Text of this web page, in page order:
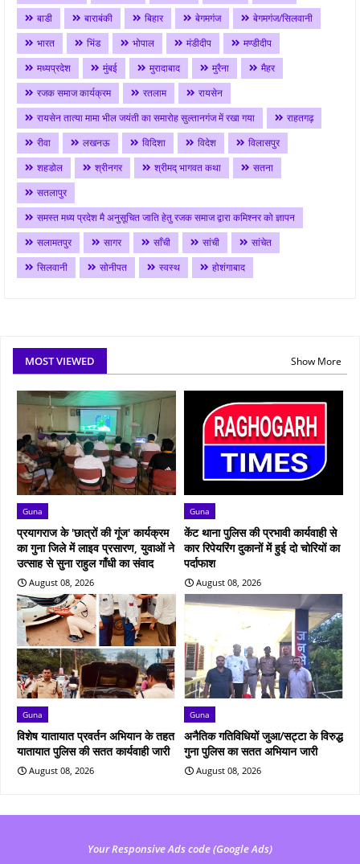
बाडी बाराबंकी बिहार बेगमगंज
बेगमगंज/सिलवानी
भारत
भिंड भोपाल मंडीदीप
मण्डीदीप
मध्यप्रदेश
मुंबई मुरादाबाद मुरैना
मैहर
रजक समाज कार्यक्रम
रतलाम
रायसेन
रायसेन तात्या मामा भील जयंती का समारोह सुल्तानगंज में रखा गया
राहतगढ़
रीवा
लखनऊ विदिशा विदेश
विलासपुर
शहडोल
श्रीनगर श्रीमद् भागवत कथा
सतना
सतलापुर
समस्त मध्य प्रदेश मै अनुसूचित जाति हेतु रजक समाज द्वारा कमिश्नर को ज्ञापन
सलामतपुर
सागर साँची सांची
सांचेत
सिलवानी
सोनीपत स्वस्थ होशंगाबाद
MOST VIEWED Show More
Guna
प्रयागराज के 'छात्रों की गूंज' कार्यक्रम
का गुना जिले में लाइव प्रसारण, युवाओं ने
उत्साह से सुना राहुल गाँधी का संवाद
August 08, 2026
Guna
केंट थाना पुलिस की प्रभावी कार्यवाही से
कार रिपेयरिंग दुकानों में हुई दो चोरियों का
पर्दाफाश
August 08, 2026
Guna
विशेष यातायात प्रवर्तन अभियान के तहत
यातायात पुलिस की सतत कार्यवाही जारी
August 08, 2026
Guna
अनैतिक गतिविधियों जुआ/सट्टा के विरुद्ध
गुना पुलिस का सतत अभियान जारी
August 08, 2026
Your Responsive Ads code (Google Ads)